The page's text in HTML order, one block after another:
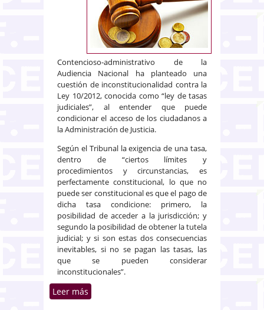
Contencioso-administrativo de la
Audiencia Nacional ha planteado una
cuestión de inconstitucionalidad contra la
Ley 10/2012, conocida como “ley de tasas
judiciales”, al entender que puede
condicionar el acceso de los ciudadanos a
la Administración de Justicia.
Según el Tribunal la exigencia de una tasa,
dentro de “ciertos límites y
procedimientos y circunstancias, es
perfectamente constitucional, lo que no
puede ser constitucional es que el pago de
dicha tasa condicione: primero, la
posibilidad de acceder a la jurisdicción; y
segundo la posibilidad de obtener la tutela
judicial; y si son estas dos consecuencias
inevitables, si no se pagan las tasas, las
que se pueden considerar
inconstitucionales”.
Leer más